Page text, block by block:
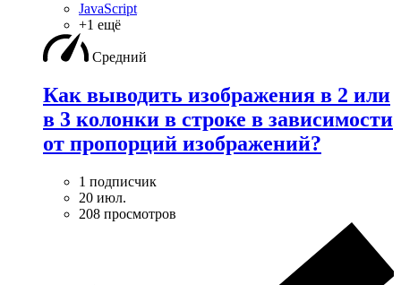
JavaScript
+1 ещё
Средний
Как выводить изображения в 2 или
в 3 колонки в строке в зависимости
от пропорций изображений?
1 подписчик
20 июл.
208 просмотров